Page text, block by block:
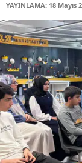
YAYINLAMA: 18 Mayıs